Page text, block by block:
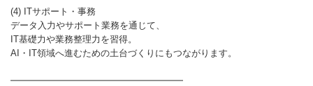
(4) ITサポート・事務
データ入力やサポート業務を通じて、
IT基礎力や業務整理力を習得。
AI・IT領域へ進むための土台づくりにもつながります。
━━━━━━━━━━━━━━━━━━━